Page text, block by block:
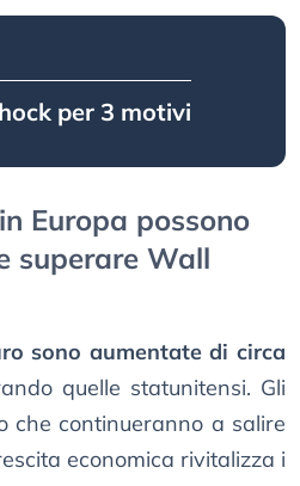
per 3 motivi
Europa possono
superare Wall
sono aumentate di circa
quelle statunitensi. Gli
che continueranno a salire
economica rivitalizza i